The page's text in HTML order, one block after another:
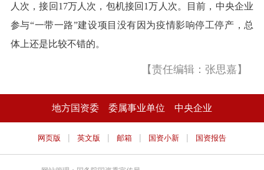
人次，接回17万人次，包机接回1万人次。目前，中央企业
参与“一带一路”建设项目没有因为疫情影响停工停产，总
体上还是比较不错的。
【责任编辑：张思嘉】
地方国资委 委属事业单位 中央企业
网页版 | 英文版 | 邮箱 | 国资小新 | 国资报告